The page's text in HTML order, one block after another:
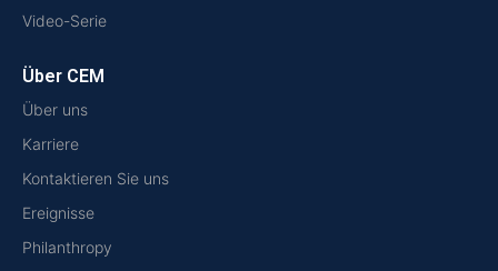
Video-Serie
Über CEM
Über uns
Karriere
Kontaktieren Sie uns
Ereignisse
Philanthropy